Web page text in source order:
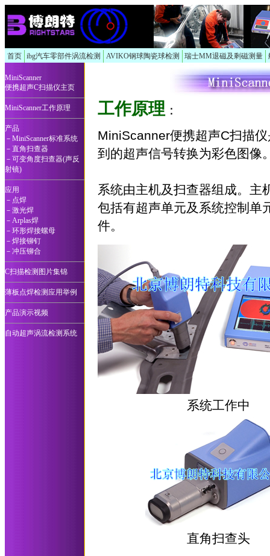
首页 ibg汽车零部件涡流检测 AVIKO钢球陶瓷球检测 瑞士MM退磁及剩磁测量
MiniScanner
便携超声C扫描仪主页
MiniScanner工作原理
产品
－MiniScanner标准系统
－直角扫查器
－可变角度扫查器(声反
射镜)
应用
－点焊
－激光焊
－Arplas焊
－环形焊接螺母
－焊接铆钉
－冲压铆合
C扫描检测图片集锦
薄板点焊检测应用举例
产品演示视频
自动超声涡流检测系统
工作原理 ：
MiniScanner便携超声C扫描
到的超声信号转换为彩色图像
系统由主机及扫查器组成。主
包括有超声单元及系统控制单
件。
系统工作中
直角扫查头